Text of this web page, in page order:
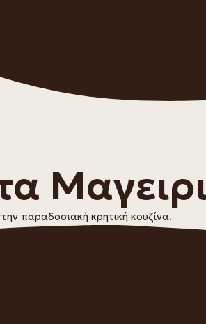
παραδοσιακή κρητική κουζίνα.